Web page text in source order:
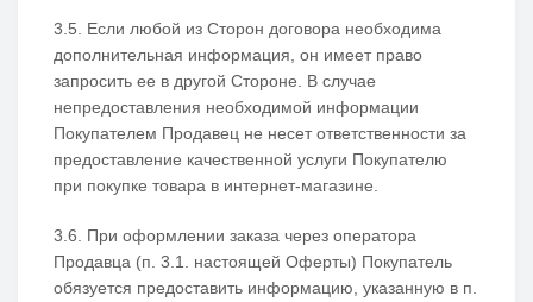
3.5. Если любой из Сторон договора необходима
дополнительная информация, он имеет право
запросить ее в другой Стороне. В случае
непредоставления необходимой информации
Покупателем Продавец не несет ответственности за
предоставление качественной услуги Покупателю
при покупке товара в интернет-магазине.
3.6. При оформлении заказа через оператора
Продавца (п. 3.1. настоящей Оферты) Покупатель
обязуется предоставить информацию, указанную в п.